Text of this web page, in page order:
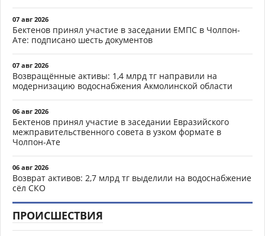
07 авг 2026
Бектенов принял участие в заседании ЕМПС в Чолпон-
Ате: подписано шесть документов
07 авг 2026
Возвращённые активы: 1,4 млрд тг направили на
модернизацию водоснабжения Акмолинской области
06 авг 2026
Бектенов принял участие в заседании Евразийского
межправительственного совета в узком формате в
Чолпон-Ате
06 авг 2026
Возврат активов: 2,7 млрд тг выделили на водоснабжение
сёл СКО
ПРОИСШЕСТВИЯ